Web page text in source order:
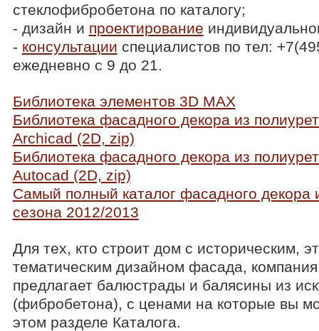
стеклофибробетона по каталогу;
- дизайн и проектирование
- консультации специалистов по тел:
ежедневно с 9 до 21.
Библиотека элементов 3D MAX
Библиотека фасадного декора из
Archicad (2D, zip)
Библиотека фасадного декора из
Autocad (2D, zip)
Самый полный каталог фасадного декора
сезона 2012/2013
Для тех, кто строит дом с историческим,
тематическим дизайном фасада,
предлагает балюстрады и балясины из
(фибробетона), с ценами на которые вы
этом разделе Каталога.